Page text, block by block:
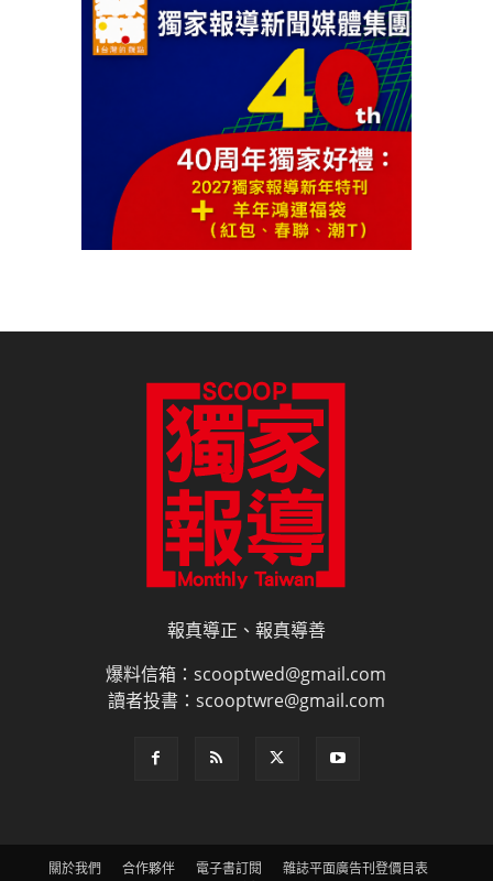
報真導正、報真導善
爆料信箱：scooptwed@gmail.com
讀者投書：scooptwre@gmail.com
關於我們 合作夥伴 電子書訂閱
雜誌平面廣告刊登價目表